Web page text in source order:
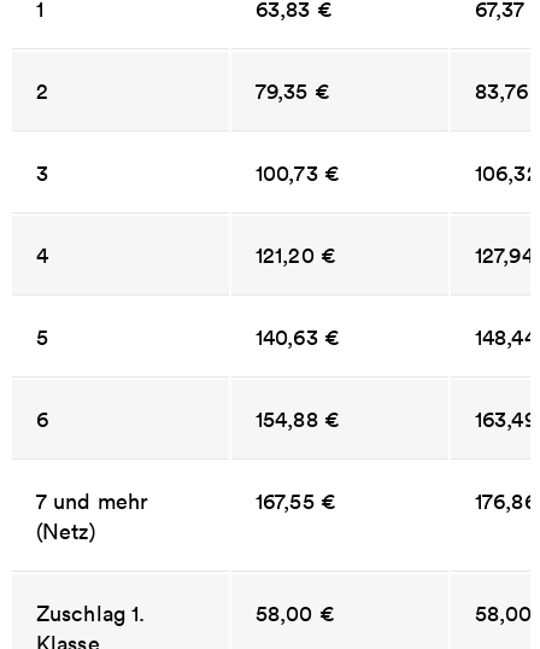
1 63,83 € 67,37
2 79,35 € 83,76
3 100,73 €
4 121,20 €
5 140,63 €
6 154,88 €
7 und mehr
(Netz)
167,55 €
Zuschlag 1.
58,00 € 58,00